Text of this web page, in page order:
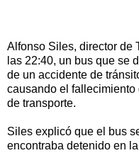
Alfonso Siles, director de
las 22:40, un bus que se
de un accidente de
causando el
de transporte.
Siles explicó que el bus
encontraba detenido en